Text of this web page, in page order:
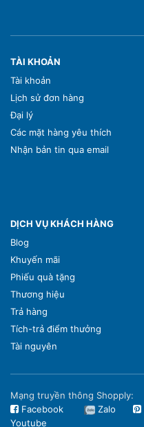
TÀI KHOẢN
Tài khoản
Lịch sử đơn hàng
Đại lý
Các mặt hàng yêu thích
Nhận bản tin qua email
DỊCH VỤ KHÁCH HÀNG
Blog
Khuyến mãi
Phiếu quà tặng
Thương hiệu
Trả hàng
Tích-trả điểm thưởng
Tài nguyên
Mạng truyền thông Shopply:
Facebook
Zalo
Youtube